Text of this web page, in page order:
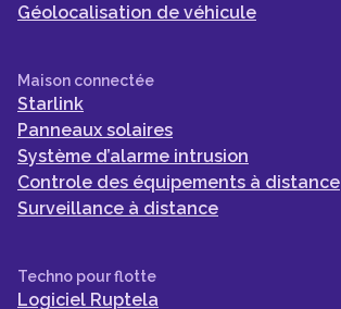
Géolocalisation de véhicule
Maison connectée
Starlink
Panneaux solaires
Système d’alarme intrusion
Controle des équipements à distance
Surveillance à distance
Techno pour flotte
Logiciel Ruptela